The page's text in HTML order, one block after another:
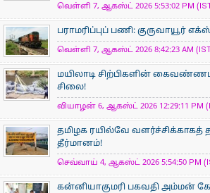
வெள்ளி 7, ஆகஸ்ட் 2026 5:53:02 PM
பராமரிப்புப் பணி: குருவாயூர்
வெள்ளி 7, ஆகஸ்ட் 2026 8:42:23 AM
மயிலாடி சிற்பிகளின்
சிலை!
வியாழன் 6, ஆகஸ்ட் 2026 12:29:11 PM
தமிழக ரயில்வே
தீர்மானம்!
செவ்வாய் 4, ஆகஸ்ட் 2026 5:54:50 PM
கன்னியாகுமரி பகவதி அம்மன்